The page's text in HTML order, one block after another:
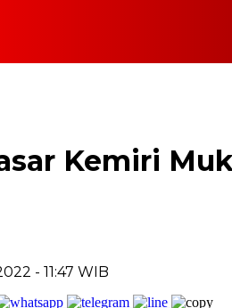
Kemiri
- 11:47 WIB